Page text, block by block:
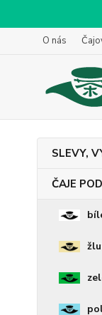
O nás
SLEVY,
ČAJE